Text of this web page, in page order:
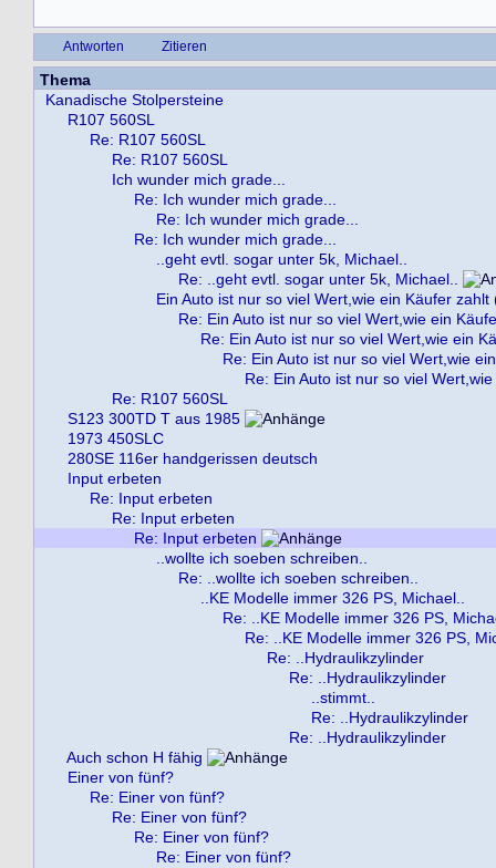
Antworten Zitieren
Thema
Kanadische Stolpersteine
R107 560SL
Re: R107 560SL
Re: R107 560SL
Ich wunder mich grade...
Re: Ich wunder mich grade...
Re: Ich wunder mich grade...
Re: Ich wunder mich grade...
..geht evtl. sogar unter 5k, Michael..
Re: ..geht evtl. sogar unter 5k, Michael..
Ein Auto ist nur so viel Wert,wie ein Käufer zahlt
Re: Ein Auto ist nur so viel Wert,wie ein
Re: Ein Auto ist nur so viel Wert,wie ein
Re: Ein Auto ist nur so viel Wert,wie
Re: Ein Auto ist nur so viel
Re: R107 560SL
S123 300TD T aus 1985
1973 450SLC
280SE 116er handgerissen deutsch
Input erbeten
Re: Input erbeten
Re: Input erbeten
Re: Input erbeten
..wollte ich soeben schreiben..
Re: ..wollte ich soeben schreiben..
..KE Modelle immer 326 PS, Michael..
Re: ..KE Modelle immer 326 PS,
Re: ..KE Modelle immer 326 PS,
Re: ..Hydraulikzylinder
Re: ..Hydraulikzylinder
..stimmt..
Re: ..Hydraulikzylinder
Re: ..Hydraulikzylinder
Auch schon H fähig
Einer von fünf?
Re: Einer von fünf?
Re: Einer von fünf?
Re: Einer von fünf?
Re: Einer von fünf?